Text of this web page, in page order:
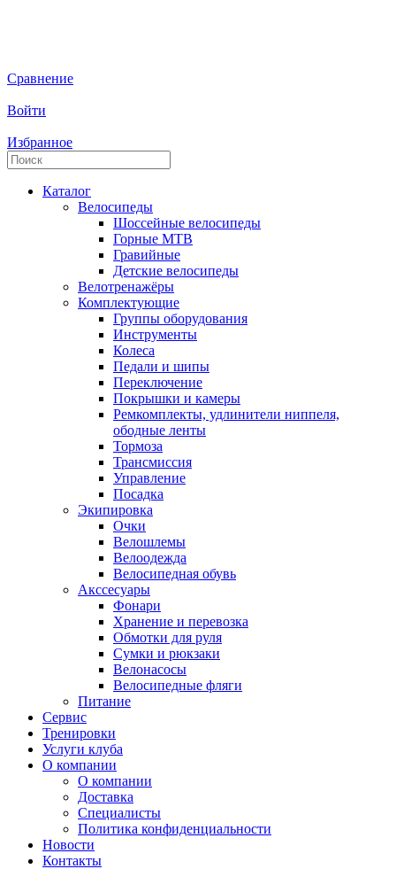
Сравнение
Войти
Избранное
Каталог
Велосипеды
Шоссейные велосипеды
Горные МTB
Гравийные
Детские велосипеды
Велотренажёры
Комплектующие
Группы оборудования
Инструменты
Колеса
Педали и шипы
Переключение
Покрышки и камеры
Ремкомплекты, удлинители ниппеля,
ободные ленты
Тормоза
Трансмиссия
Управление
Посадка
Экипировка
Очки
Велошлемы
Велоодежда
Велосипедная обувь
Акссесуары
Фонари
Хранение и перевозка
Обмотки для руля
Сумки и рюкзаки
Велонасосы
Велосипедные фляги
Питание
Сервис
Тренировки
Услуги клуба
О компании
О компании
Доставка
Специалисты
Политика конфиденциальности
Новости
Контакты